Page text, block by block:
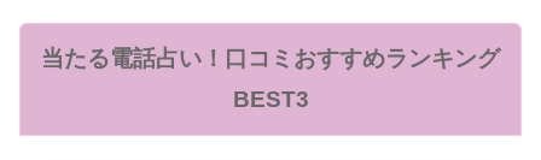
当たる電話占い！口コミおすすめランキング
BEST3